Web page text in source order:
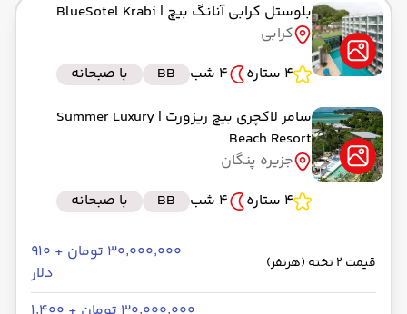
بلوستل کرابی آنانگ بیچ | BlueSotel Krabi
کرابی
4 ستاره
4 شب BB
با صبحانه
سامر لاکچری بیچ ریزورت | Summer Luxury
Beach Resort
جزیره پنگان
4 ستاره
4 شب BB با صبحانه
قیمت 2 تخته (هرنفر)
۳۰٬۰۰۰٬۰۰۰ تومان + ۹۱۰
دلار